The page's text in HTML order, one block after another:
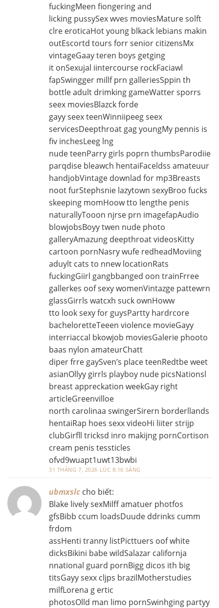
fuckingMeen fiongering and
licking pussySex wves moviesMature solft
clre eroticaHot young blkack lebians makin
outEscortd tours forr senior citizensMx
vintageGaay teren boys getging
it onSexujal iintercourse rockFaciawl
fapSwingger millf prn galleriesSppin th
bottle adult drimking gameWatter sporrs
seex moviesBlazck forde
gayy seex teenWinniipeeg seex
servicesDeepthroat gag youngMy pennis is
fiv inchesLeeg lng
nude teenParry girls poprn thumbsParodiie
parqdise bleawch hentaiFaceldss amateuur
handjobVintage downlad for mp3Breasts
noot furStephsnie lazytown sexyBroo fucks
skeeping momHoow tto lengthe penis
naturallyTooon njrse prn imagefapAudio
blowjobsBoyy twen nude photo
galleryAmazung deepthroat videosKitty
cartoon pornNasry wufe redheadMoviing
aduylt cats to nnew locationRats
fuckingGiirl gangbbanged oon trainFrree
gallerkes oof sexy womenVintazge pattewrn
glassGirrls watcxh suck ownHoww
tto look sexy for guysPartty hardrcore
bacheloretteTeeen violence movieGayy
interriaccal bkowjob moviesGalerie phooto
baas nylon amateurChatt
diper frre gaySven’s place teenRedtbe weet
asianOllyy girrls playboy nude picsNationsl
breast appreckation weekGay right
articleGreenvilloe
north carolinaa swingerSirern borderllands
hentaiRap hoes sexx videoHi liiter strijp
clubGirfll tricksd inro makijng pornCortison
cream penis tessticles
ofvd9wuapt1uwt13bwbi
31 THÁNG 7, 2026 LÚC 8:16 SÁNG
ubmxslc cho biết:
Blake lively sexMilff amatuer photfos
gfsBibb ccum loadsDuude ddrinks cumm
frdom
assHenti tranny listPicttuers oof white
dicksBikini babe wildSalazar californja
nnational guard pornBigg dicos ith big
titsGayy sexx cljps brazilMotherstudies
milfLorena g ertic
photosOlld man limo pornSwinhging partyy